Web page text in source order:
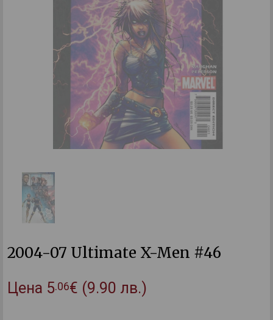
2004-07 Ultimate X-Men #46
Цена 5.06€ (9.90 лв.)